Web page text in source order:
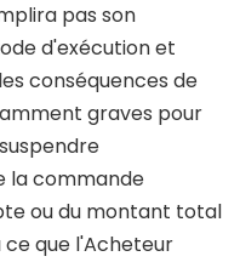
pas son
d'exécution et
conséquences de
graves pour
la commande
ou du montant total
que l'Acheteur